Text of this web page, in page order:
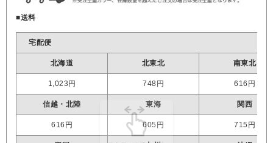
■送料
宅配便
北海道 北東北 南東北
1,023円 748円 616円
信越・北陸 東海 関西
616円 605円 715円